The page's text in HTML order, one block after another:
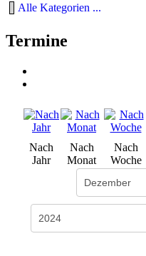
Alle Kategorien ...
Termine
Nach
Jahr
Nach
Monat
Nach
Woche